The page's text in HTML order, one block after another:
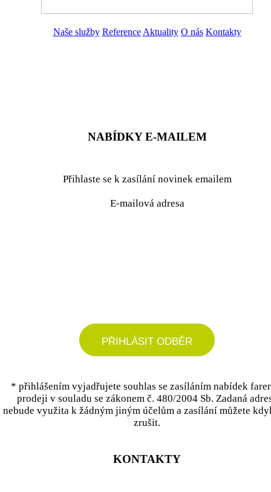
Naše služby Reference Aktuality O nás Kontakty
NABÍDKY E-MAILEM
Přihlaste se k zasílání novinek emailem
E-mailová adresa
PŘIHLÁSIT ODBĚR
* přihlášením vyjadřujete souhlas se zasíláním nabídek
prodeji v souladu se zákonem č. 480/2004 Sb. Zadaná
nebude využita k žádným jiným účelům a zasílání můžete
zrušit.
KONTAKTY